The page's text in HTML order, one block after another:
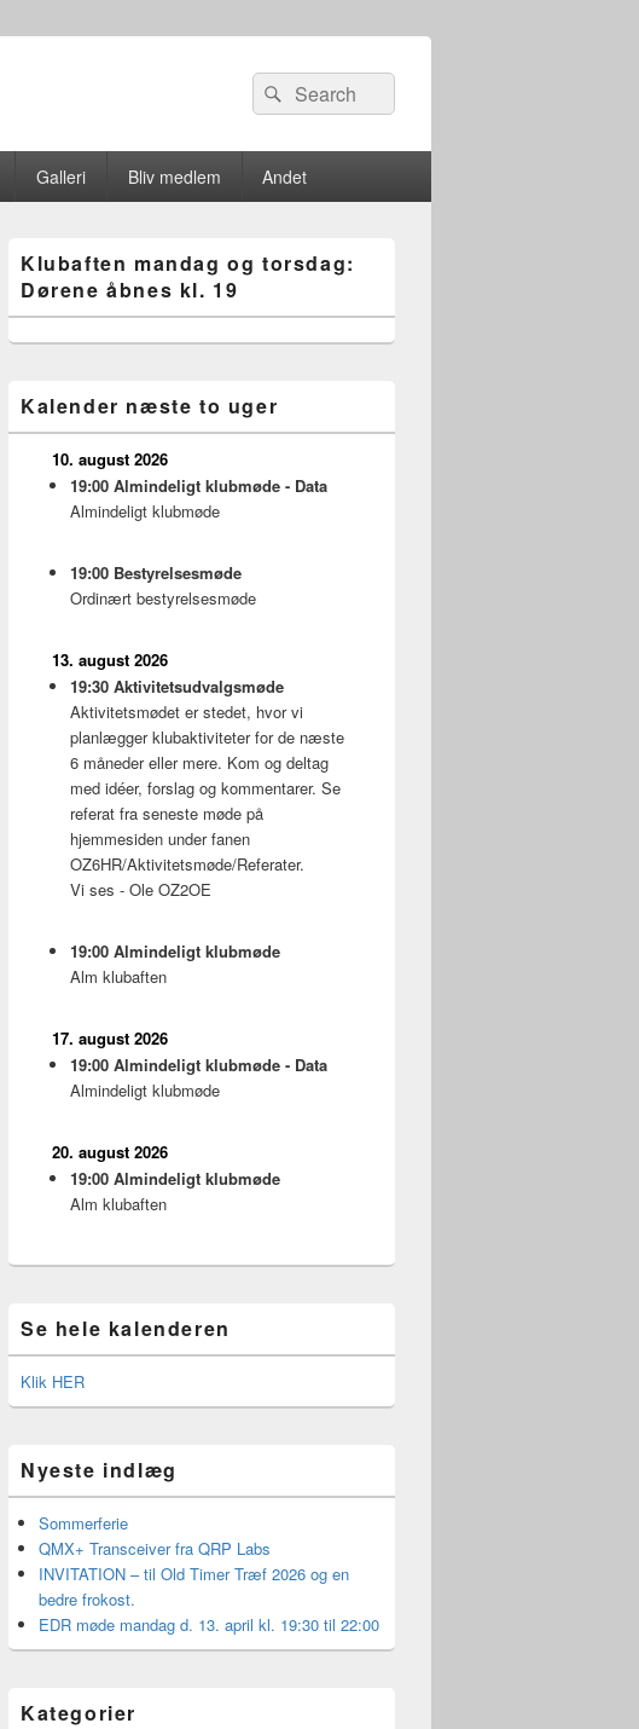
Search
for:
Søg
Galleri Bliv medlem Andet
Sidebar
Widget
Area
Klubaften mandag og torsdag:
Dørene åbnes kl. 19
Kalender næste to uger
10. august 2026
19:00 Almindeligt klubmøde - Data
Almindeligt klubmøde
19:00 Bestyrelsesmøde
Ordinært bestyrelsesmøde
13. august 2026
19:30 Aktivitetsudvalgsmøde
Aktivitetsmødet er stedet, hvor vi
planlægger klubaktiviteter for de næste
6 måneder eller mere. Kom og deltag
med idéer, forslag og kommentarer. Se
referat fra seneste møde på
hjemmesiden under fanen
OZ6HR/Aktivitetsmøde/Referater.
Vi ses - Ole OZ2OE
19:00 Almindeligt klubmøde
Alm klubaften
17. august 2026
19:00 Almindeligt klubmøde - Data
Almindeligt klubmøde
20. august 2026
19:00 Almindeligt klubmøde
Alm klubaften
Se hele kalenderen
Klik HER
Nyeste indlæg
Sommerferie
QMX+ Transceiver fra QRP Labs
INVITATION – til Old Timer Træf 2026 og en
bedre frokost.
EDR møde mandag d. 13. april kl. 19:30 til 22:00
Kategorier